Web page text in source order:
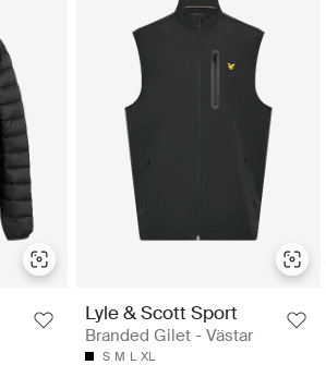
Lyle & Scott Sport
Branded Gilet - Västar
S M L XL